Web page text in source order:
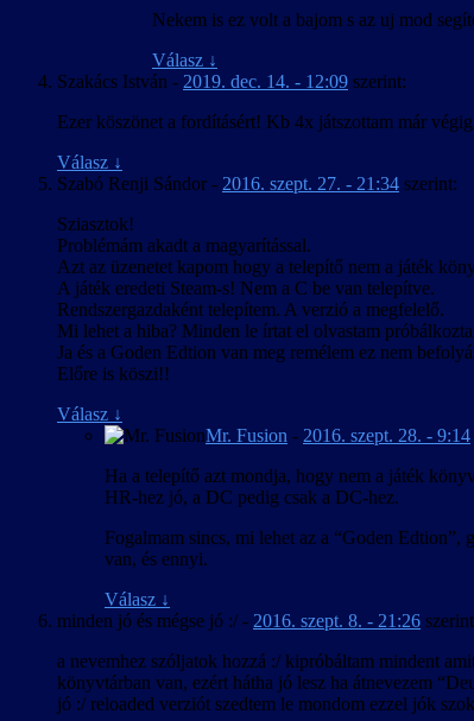
Nekem is ez volt a bajom s az uj mod
Válasz ↓
Szakács István - 2019. dec. 14. - 12:09 szerint:
Ezer köszönet a fordításért! Kb 4x játszottam már
Válasz ↓
Szabó Renji Sándor - 2016. szept. 27. - 21:34 szerint:
Sziasztok!
Problémám akadt a magyarítással.
Azt az üzenetet kapom hogy a telepítő nem a játék
A játék eredeti Steam-s! Nem a C be van telepítve.
Rendszergazdaként telepítem. A verzió a megfelelő.
Mi lehet a hiba? Minden le írtat el olvastam
Ja és a Goden Edtion van meg remélem ez nem
Előre is köszi!!
Válasz ↓
Mr. Fusion - 2016. szept. 28. - 9:14
Ha a telepítő azt mondja, hogy nem a játék
HR-hez jó, a DC pedig csak a DC-hez.
Fogalmam sincs, mi lehet az a “Goden
van, és ennyi.
Válasz ↓
minden jó és mégse jó :/ - 2016. szept. 8. - 21:26
a nevemhez szóljatok hozzá :/ kipróbáltam mindent
könyvtárban van, ezért hátha jó lesz ha átnevezem
jó :/ reloaded verziót szedtem le mondom ezzel jók